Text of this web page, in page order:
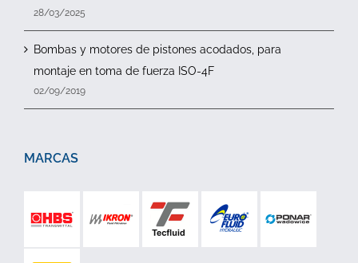
28/03/2025
Bombas y motores de pistones acodados, para
montaje en toma de fuerza ISO-4F
02/09/2019
MARCAS